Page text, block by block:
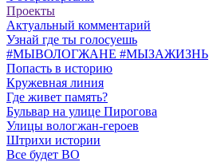
Проекты
Актуальный комментарий
Узнай где ты голосуешь
#МЫВОЛОГЖАНЕ #МЫЗАЖИЗНЬ
Попасть в историю
Кружевная линия
Где живет память?
Бульвар на улице Пирогова
Улицы вологжан-героев
Штрихи истории
Все будет ВО